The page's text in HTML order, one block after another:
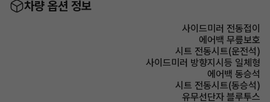
차량 옵션 정보
사이드미러 전동접이
에어백 무릎보호
시트 전동시트(운전석)
사이드미러 방향지시등 일체형
에어백 동승석
시트 전동시트(동승석)
유무선단자 블루투스